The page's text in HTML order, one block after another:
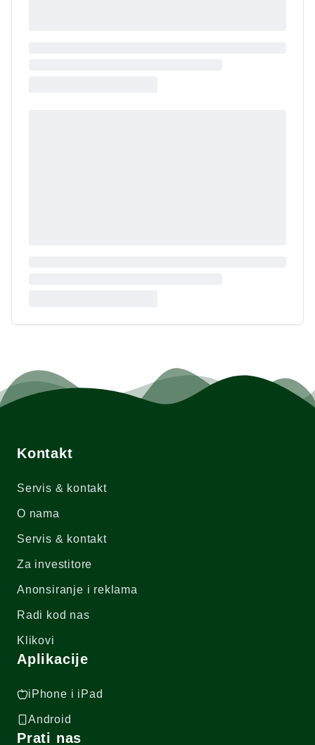
Kontakt
Servis & kontakt
O nama
Servis & kontakt
Za investitore
Anonsiranje i reklama
Radi kod nas
Klikovi
Aplikacije
iPhone i iPad
Android
Prati nas